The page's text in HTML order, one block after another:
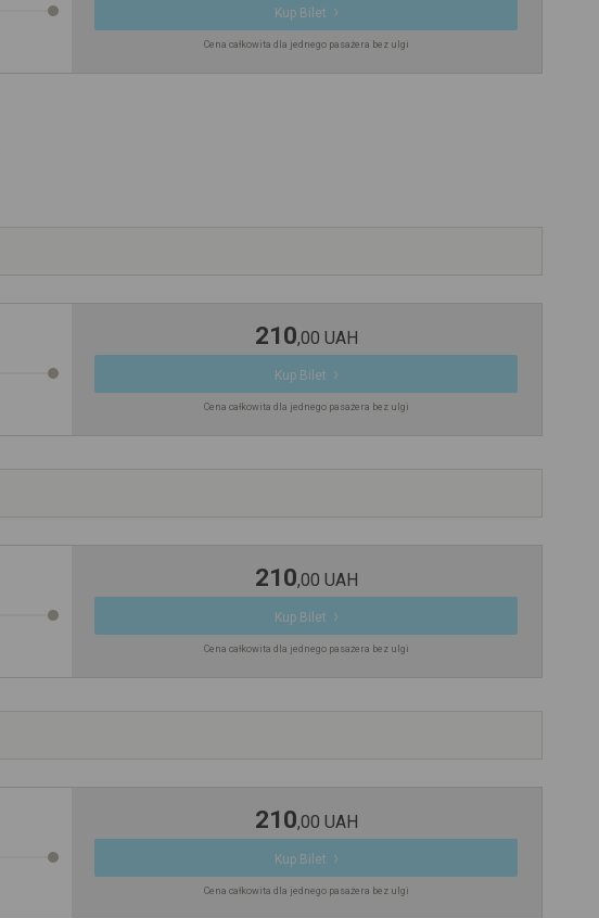
Kup Bilet
Cena całkowita dla jednego pasażera bez ulgi
210,00 UAH
Kup Bilet
Cena całkowita dla jednego pasażera bez ulgi
210,00 UAH
Kup Bilet
Cena całkowita dla jednego pasażera bez ulgi
210,00 UAH
Kup Bilet
Cena całkowita dla jednego pasażera bez ulgi